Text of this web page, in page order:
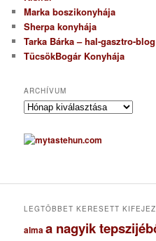
Marka boszikonyhája
Sherpa konyhája
Tarka Bárka – hal-gasztro-blog
TücsökBogár Konyhája
ARCHÍVUM
A
c
h
u
LEGTÖBBET KERESETT
almaa nagyik